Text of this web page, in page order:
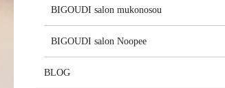
BIGOUDI salon mukonosou
BIGOUDI salon Noopee
BLOG